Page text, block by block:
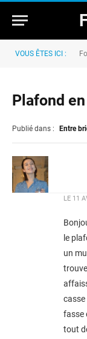
VOUS ÊTES ICI :
Plafond
Publié dans : Entre
LE 11
le
un
fasse
tout